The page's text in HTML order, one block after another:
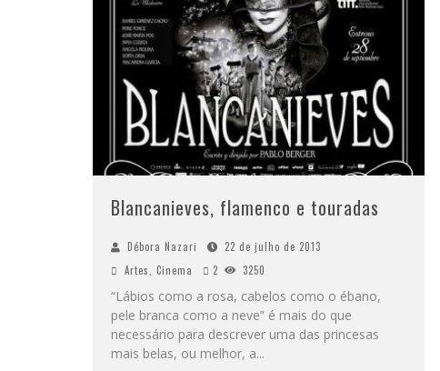
Blancanieves, flamenco e touradas
Débora Nazari
22 de julho de 2013
Artes
Cinema 2 3250
“Lábios como a rosa, cabelos como o ébano,
pele branca como a neve” é mais do que
necessário para descrever uma das princesas
mais belas, ou melhor, a...